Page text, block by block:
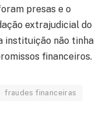
presas e o
extrajudicial do
instituição não tinha
financeiros.
fraudes financeiras